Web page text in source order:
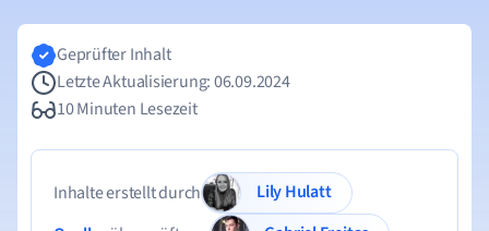
Geprüfter Inhalt
Letzte Aktualisierung: 06.09.2024
10 Minuten Lesezeit
Inhalte erstellt durch
Lily Hulatt